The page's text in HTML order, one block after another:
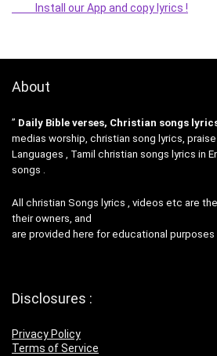
Install our App and copy lyrics !
About
” Daily Bible verses, Christian songs
medias worship, christian song lyrics, praise
Languages , Tamil christian songs lyrics in
songs .
All christian Songs lyrics , videos etc are
their owners, and
are provided here for educational purposes
Disclosures :
Privacy Policy
Terms of Service